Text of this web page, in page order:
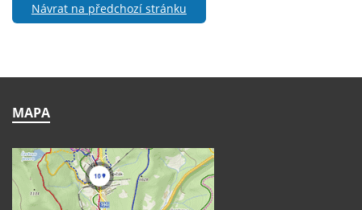
Návrat na předchozí stránku
MAPA